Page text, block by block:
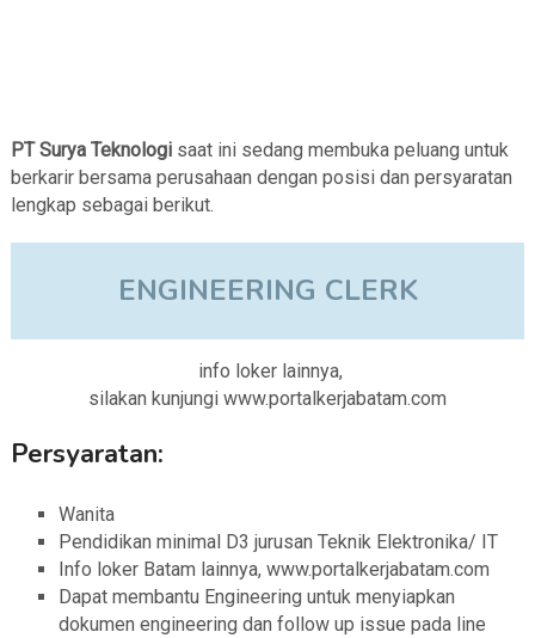
PT Surya Teknologi saat ini sedang membuka peluang untuk
berkarir bersama perusahaan dengan posisi dan persyaratan
lengkap sebagai berikut.
ENGINEERING CLERK
info loker lainnya,
silakan kunjungi www.portalkerjabatam.com
Persyaratan:
Wanita
Pendidikan minimal D3 jurusan Teknik Elektronika/ IT
Info loker Batam lainnya, www.portalkerjabatam.com
Dapat membantu Engineering untuk menyiapkan
dokumen engineering dan follow up issue pada line